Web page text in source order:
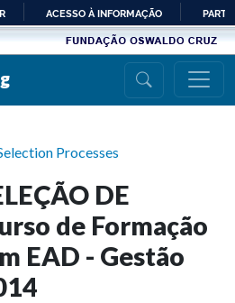
PARA
ACESSO À INFORMAÇÃO
Processes
DE
de Formação
EAD - Gestão